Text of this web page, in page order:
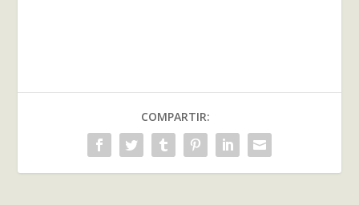
COMPARTIR: